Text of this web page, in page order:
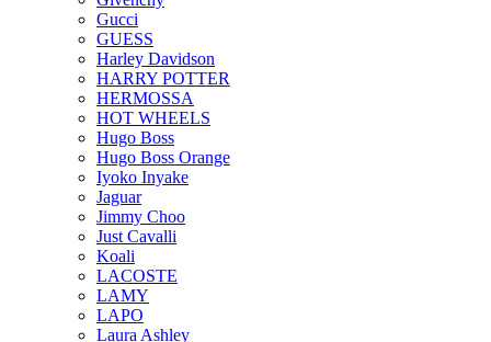
Gucci
GUESS
Harley Davidson
HARRY POTTER
HERMOSSA
HOT WHEELS
Hugo Boss
Hugo Boss Orange
Iyoko Inyake
Jaguar
Jimmy Choo
Just Cavalli
Koali
LACOSTE
LAMY
LAPO
Laura Ashley